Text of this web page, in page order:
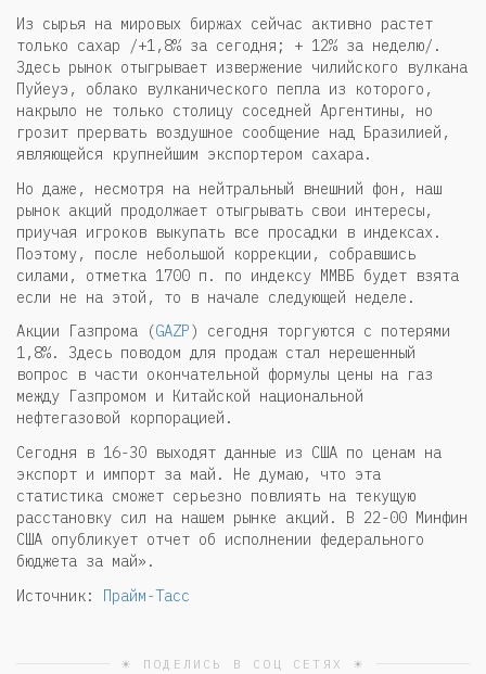
Из сырья на мировых биржах сейчас активно растет
только сахар /+1,8% за сегодня; + 12% за неделю/.
Здесь рынок отыгрывает извержение чилийского вулкана
Пуйеуэ, облако вулканического пепла из которого,
накрыло не только столицу соседней Аргентины, но
грозит прервать воздушное сообщение над Бразилией,
являющейся крупнейшим экспортером сахара.
Но даже, несмотря на нейтральный внешний фон, наш
рынок акций продолжает отыгрывать свои интересы,
приучая игроков выкупать все просадки в индексах.
Поэтому, после небольшой коррекции, собравшись
силами, отметка 1700 п. по индексу ММВБ будет взята
если не на этой, то в начале следующей неделе.
Акции Газпрома (GAZP) сегодня торгуются с потерями
1,8%. Здесь поводом для продаж стал нерешенный
вопрос в части окончательной формулы цены на газ
между Газпромом и Китайской национальной
нефтегазовой корпорацией.
Сегодня в 16-30 выходят данные из США по ценам на
экспорт и импорт за май. Не думаю, что эта
статистика сможет серьезно повлиять на текущую
расстановку сил на нашем рынке акций. В 22-00 Минфин
США опубликует отчет об исполнении федерального
бюджета за май».
Источник: Прайм-Тасс
☀ ПОДЕЛИСЬ В СОЦ СЕТЯХ ☀